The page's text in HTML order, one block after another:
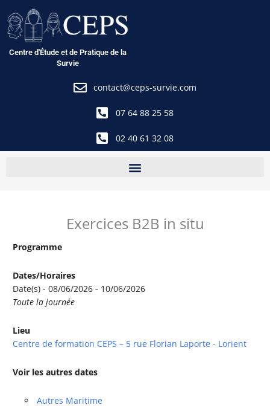
au
contenu
Centre d'Étude et de Pratique de la
Survie
contact@ceps-survie.com
07 64 88 25 58
02 40 61 32 08
Exercices B2B in situ
Programme
Dates/Horaires
Date(s) - 08/06/2026 - 10/06/2026
Toute la journée
Lieu
Centre de formation CEPS – 5 rue Florian Laporte - Lorient
Voir les autres dates
Autres Maritime